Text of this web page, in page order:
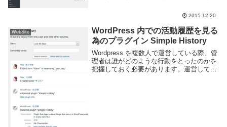
ような Web サービスを利用して縮める事
2015.12.20
WebSite
WordPress 内での活動履歴を見る
為のプラグイン Simple History
Wordpress を複数人で運営している際、管
理者は誰がどのような行動をとったのかを
把握しておく必要があります。運営してい